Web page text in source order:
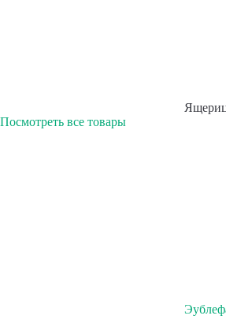
Посмотреть все товары